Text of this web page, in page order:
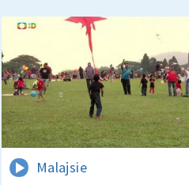
Malajsie